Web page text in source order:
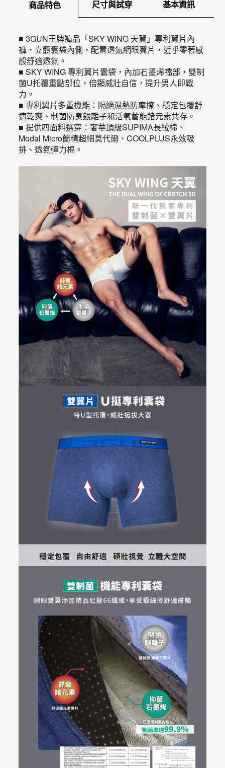
商品特色 尺寸與試穿 基本資訊
■ 3GUN王牌褲品「SKY WING 天翼」專利翼片內
褲，立體囊袋內側，配置透氣網眼翼片，近乎零著感
般舒適透氣。
■ SKY WING 專利翼片囊袋，內加石墨烯襠部，雙制
菌U托覆重點部位，倍顯威壯自信，提升男人即戰
力。
■ 專利翼片多重機能：隔絕濕熱防摩擦、穩定包覆舒
適乾爽、制菌防臭銀離子和活氧蓄能鍺元素共存。
■ 提供四面料選穿：奢華頂級SUPIMA長絨棉、
Modal Micro蘭精超細莫代爾、COOLPLUS永效吸
排、透氣彈力棉。